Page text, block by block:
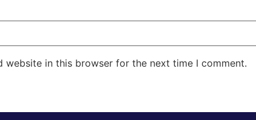
website in this browser for the next time I comment.